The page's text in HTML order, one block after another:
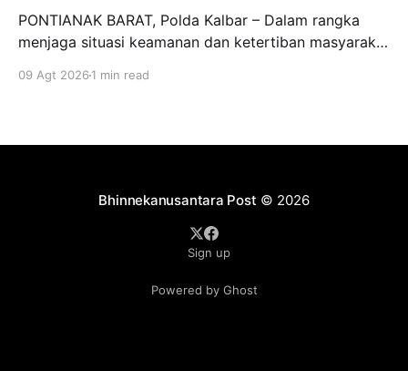
PONTIANAK BARAT, Polda Kalbar – Dalam rangka
menjaga situasi keamanan dan ketertiban masyarakat
personel Polsek Pontianak Barat yang dipimpin Kanit
09 Agt 2026 1 min read
Bhinnekanusantara Post © 2026
Sign up
Powered by Ghost